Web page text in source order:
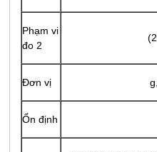
Phạm vi
đo 2
Đơn vị
Ổn định